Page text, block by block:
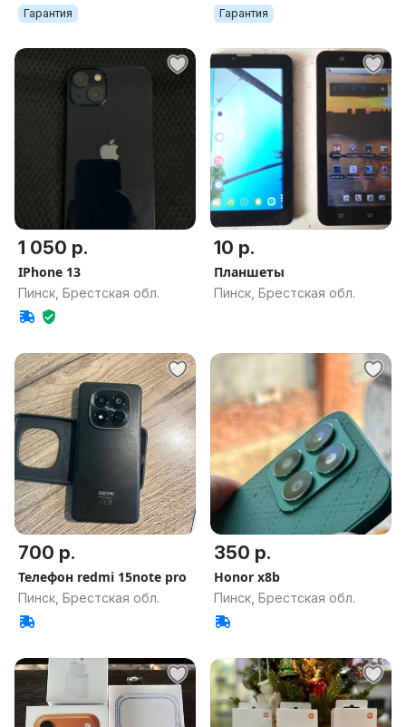
Гарантия Гарантия
1 050 р.
IPhone 13
Пинск, Брестская обл.
10 р.
Планшеты
Пинск, Брестская обл.
700 р.
Телефон redmi 15note pro
Пинск, Брестская обл.
350 р.
Honor x8b
Пинск, Брестская обл.